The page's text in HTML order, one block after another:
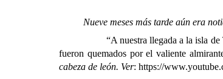
Nueve meses más tarde aún era
“A nuestra llegada a la isla de
fueron quemados por el valiente
cabeza de león. Ver: https://